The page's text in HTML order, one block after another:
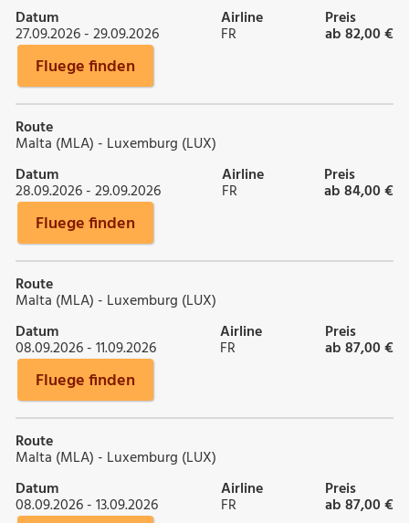
Datum
27.09.2026 - 29.09.2026
Airline
FR
Preis
ab 82,00 €
Fluege finden
Route
Malta (MLA) - Luxemburg (LUX)
Datum
28.09.2026 - 29.09.2026
Airline
FR
Preis
ab 84,00 €
Fluege finden
Route
Malta (MLA) - Luxemburg (LUX)
Datum
08.09.2026 - 11.09.2026
Airline
FR
Preis
ab 87,00 €
Fluege finden
Route
Malta (MLA) - Luxemburg (LUX)
Datum
08.09.2026 - 13.09.2026
Airline
FR
Preis
ab 87,00 €